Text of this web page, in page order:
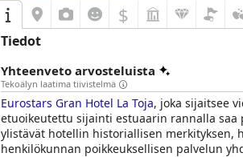
$
Tiedot
Yhteenveto arvosteluista
Tekoälyn laatima tiivistelmä
Eurostars Gran Hotel La Toja, joka sijaitsee
etuoikeutettu sijainti estuaarin rannalla saa
ylistävät hotellin historiallisen merkityksen,
henkilökunnan poikkeuksellisen palvelun